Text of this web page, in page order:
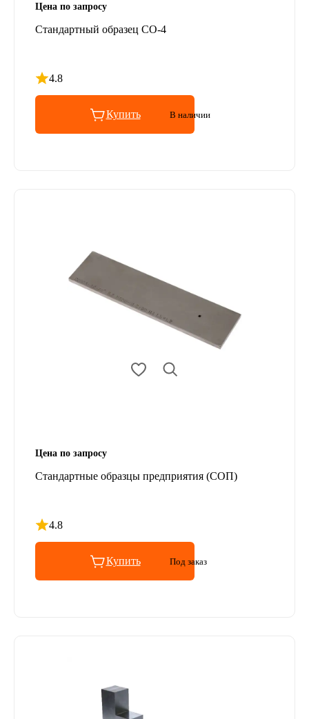
Цена по запросу
Стандартный образец СО-4
4.8
Рейтинг 4.8 из 5
Купить В наличии
Цена по запросу
Стандартные образцы предприятия (СОП)
4.8
Рейтинг 4.8 из 5
Купить Под заказ